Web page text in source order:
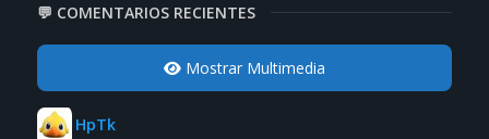
💬 COMENTARIOS RECIENTES
Mostrar Multimedia
HpTk